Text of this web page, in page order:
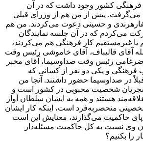
فرهنگی کشور وجود داشت که در آن
پیش از من هم از وزرای قبلی
و حسینی دعوت می‏‌کردند. من هم
می‏‌کردم که در آن جلسه نمایندگان
یا غیرمستقیم کار فرهنگی هم می‏‌کردند،
آقای قالیباف، آقای خاموشی رئیس وقت
ضرغامی رئیس وقت صداوسیما، آقای مخبر
فرهنگی و یکی دو نفر از کسانی که
در صداوسیما حضور داشتند. آنجا من
شخصیت محبوبی در کشور است و
هستند و همه به ایشان سلطان آواز
شخصیتی منحصربه‏‌فرد است، اینکه کار ایشان
پای حاکمیت می‏‌گذارند، معنایش این است
وی نسبت به کل حاکمیت مسئله‏‌دار
را بکنیم؟